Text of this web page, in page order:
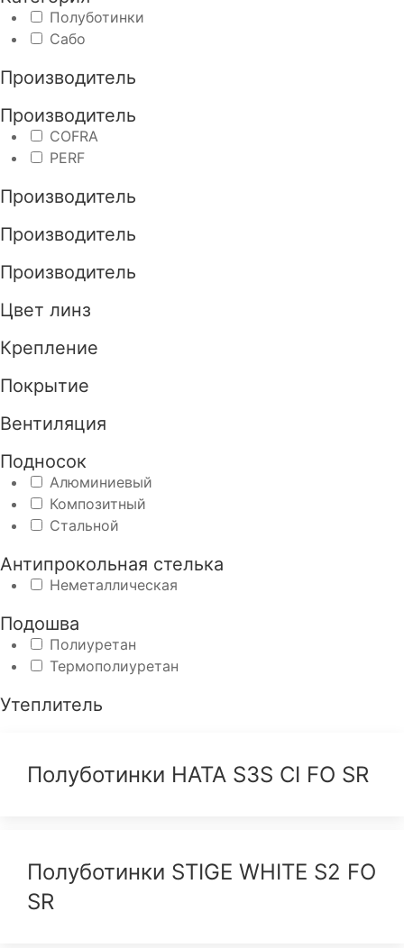
Полуботинки
Сабо
Производитель
Производитель
COFRA
PERF
Производитель
Производитель
Производитель
Цвет линз
Крепление
Покрытие
Вентиляция
Подносок
Алюминиевый
Композитный
Стальной
Антипрокольная стелька
Неметаллическая
Подошва
Полиуретан
Термополиуретан
Утеплитель
Полуботинки HATA S3S CI FO SR
Полуботинки STIGE WHITE S2 FO
SR